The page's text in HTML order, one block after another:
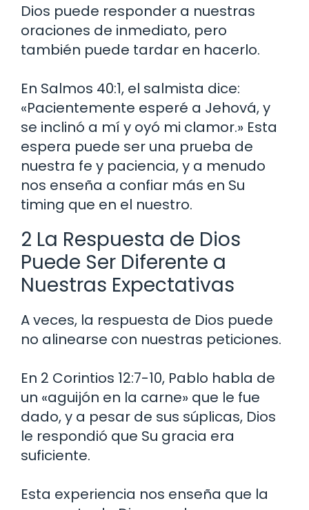
Dios puede responder a nuestras
oraciones de inmediato, pero
también puede tardar en hacerlo.
En Salmos 40:1, el salmista dice:
«Pacientemente esperé a Jehová, y
se inclinó a mí y oyó mi clamor.» Esta
espera puede ser una prueba de
nuestra fe y paciencia, y a menudo
nos enseña a confiar más en Su
timing que en el nuestro.
2 La Respuesta de Dios
Puede Ser Diferente a
Nuestras Expectativas
A veces, la respuesta de Dios puede
no alinearse con nuestras peticiones.
En 2 Corintios 12:7-10, Pablo habla de
un «aguijón en la carne» que le fue
dado, y a pesar de sus súplicas, Dios
le respondió que Su gracia era
suficiente.
Esta experiencia nos enseña que la